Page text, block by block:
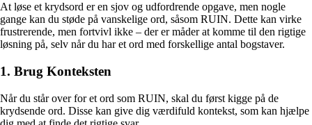
At løse et krydsord er en sjov og udfordrende opgave, men nogle
gange kan du støde på vanskelige ord, såsom RUIN. Dette kan virke
frustrerende, men fortvivl ikke – der er måder at komme til den rigtige
løsning på, selv når du har et ord med forskellige antal bogstaver.
1. Brug Konteksten
Når du står over for et ord som RUIN, skal du først kigge på de
krydsende ord. Disse kan give dig værdifuld kontekst, som kan hjælpe